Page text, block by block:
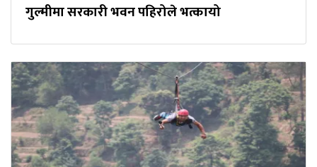
गुल्मीमा सरकारी भवन पहिरोले भत्कायो